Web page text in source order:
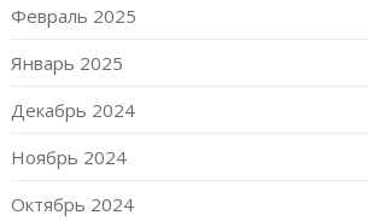
Февраль 2025
Январь 2025
Декабрь 2024
Ноябрь 2024
Октябрь 2024